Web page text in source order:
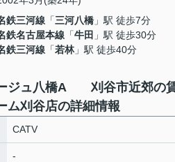
鉄三河線 「三河八橋 」駅 徒歩7分
鉄名古屋本線 「牛田 」駅 徒歩30分
鉄三河線 「若林」駅 徒歩40分
ジュ八橋A 刈谷市近郊の
ム刈谷店の詳細情報
CATV
-